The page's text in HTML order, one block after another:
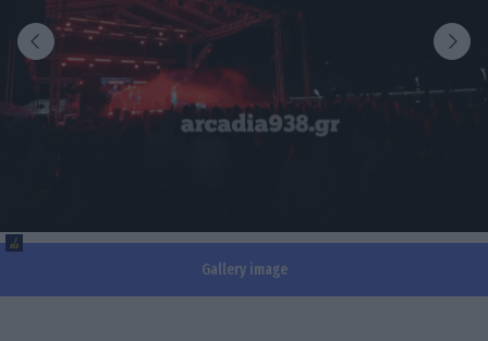
Gallery image